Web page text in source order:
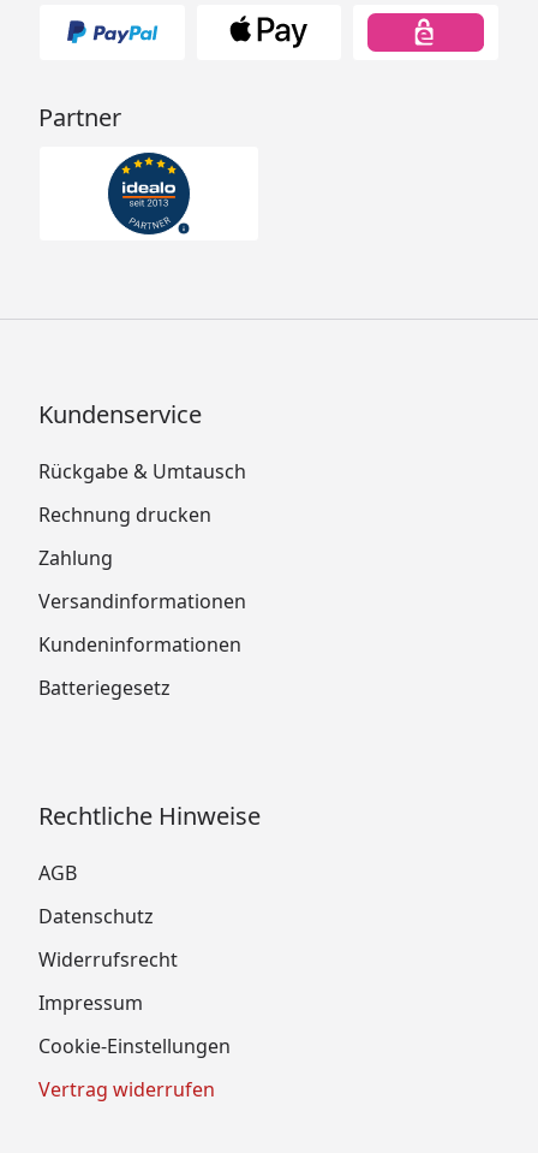
Partner
Kundenservice
Rückgabe & Umtausch
Rechnung drucken
Zahlung
Versandinformationen
Kundeninformationen
Batteriegesetz
Rechtliche Hinweise
AGB
Datenschutz
Widerrufsrecht
Impressum
Cookie-Einstellungen
Vertrag widerrufen